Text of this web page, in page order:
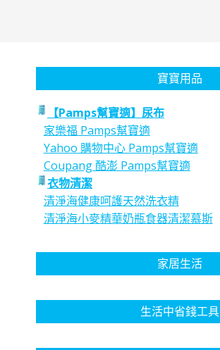
寶寶用品
【Pamps幫寶適】尿布
家樂福 Pamps幫寶適
Yahoo 購物中心 Pamps幫寶適
Coupang 酷澎 Pamps幫寶適
衣物清潔
清淨海健康呵護天然洗衣精
清淨海小麥精華奶瓶食器清潔慕斯
家居生活
生活中省錢工具